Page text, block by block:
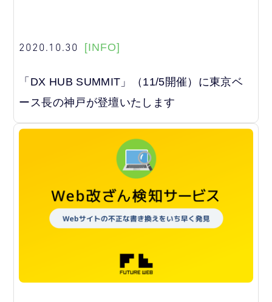
2020.10.30 [INFO]
「DX HUB SUMMIT」（11/5開催）に東京ベ
ース長の神戸が登壇いたします